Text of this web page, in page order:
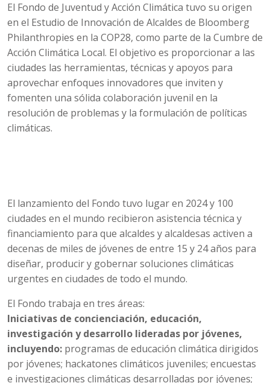
El Fondo de Juventud y Acción Climática tuvo su origen
en el Estudio de Innovación de Alcaldes de Bloomberg
Philanthropies en la COP28, como parte de la Cumbre de
Acción Climática Local. El objetivo es proporcionar a las
ciudades las herramientas, técnicas y apoyos para
aprovechar enfoques innovadores que inviten y
fomenten una sólida colaboración juvenil en la
resolución de problemas y la formulación de políticas
climáticas.
El lanzamiento del Fondo tuvo lugar en 2024 y 100
ciudades en el mundo recibieron asistencia técnica y
financiamiento para que alcaldes y alcaldesas activen a
decenas de miles de jóvenes de entre 15 y 24 años para
diseñar, producir y gobernar soluciones climáticas
urgentes en ciudades de todo el mundo.
El Fondo trabaja en tres áreas:
Iniciativas de concienciación, educación,
investigación y desarrollo lideradas por jóvenes,
incluyendo: programas de educación climática dirigidos
por jóvenes; hackatones climáticos juveniles; encuestas
e investigaciones climáticas desarrolladas por jóvenes;